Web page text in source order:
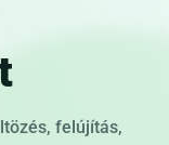
felújítás,